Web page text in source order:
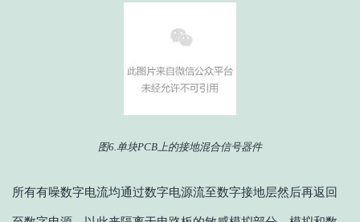
图6.单块PCB上的接地混合信号器件
所有有噪数字电流均通过数字电源流至数字接地层然后再返回